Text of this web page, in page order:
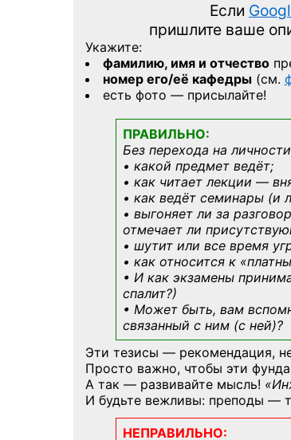
Если
пришлите ваше
Укажите:
фамилию, имя и отчество
номер его/её кафедры(см.
есть фото — присылайте!
ПРАВИЛЬНО:
Без перехода на
• какой предмет ведёт;
• как читает лекции —
• как ведёт семинары (и
• выгоняет ли за
отмечает ли
• шутит или все время
• как относится к
• И как экзамены
спалит?)
• Может быть, вам
связанный с ним (с ней)?
Эти тезисы — рекомендация,
Просто важно, чтобы эти
А так — развивайте мысль!
И будьте вежливы: преподы —
НЕПРАВИЛЬНО: